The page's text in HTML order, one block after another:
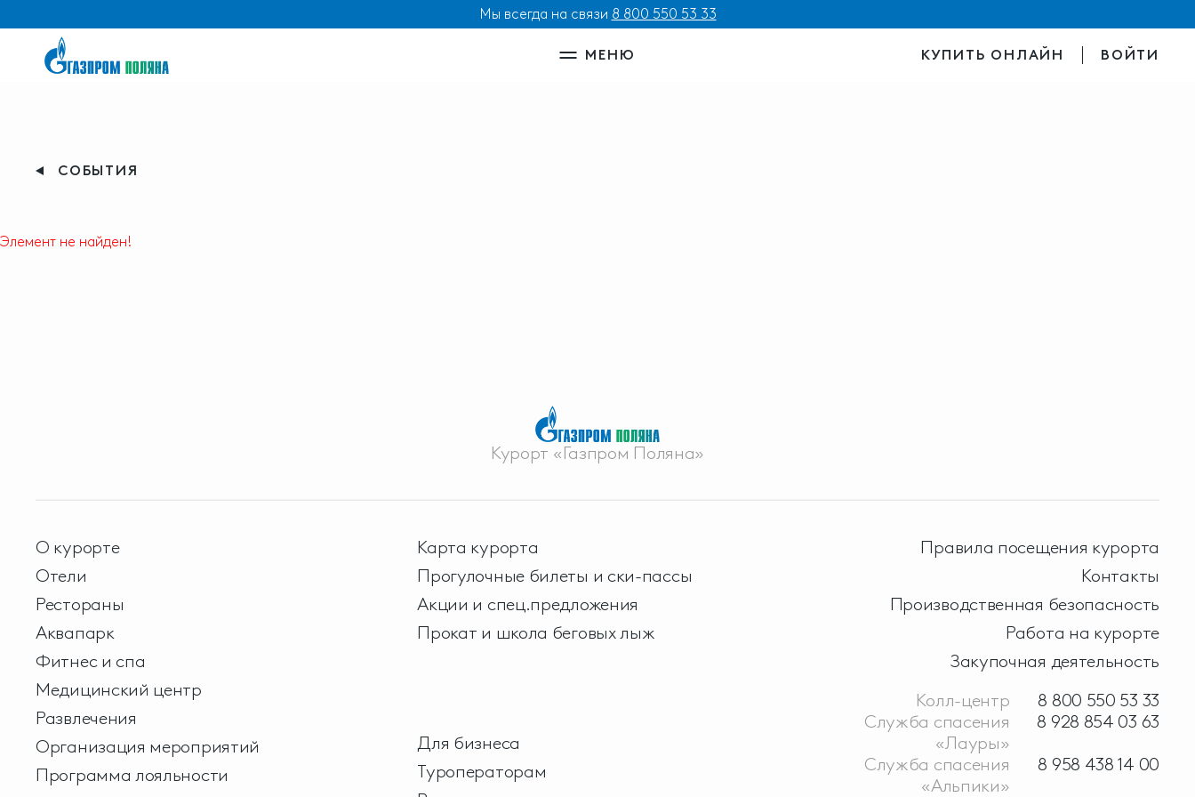
Мы всегда на связи 8 800 550 53 33
МЕНЮ КУПИТЬ ОНЛАЙН ВОЙТИ
СОБЫТИЯ
Элемент не найден!
Курорт «Газпром Поляна»
О курорте
Отели
Рестораны
Аквапарк
Фитнес и спа
Медицинский центр
Развлечения
Организация мероприятий
Программа лояльности
Карта курорта
Прогулочные билеты и ски-пассы
Акции и спец.предложения
Прокат и школа беговых лыж
Для бизнеса
Туроператорам
Правила посещения курорта
Контакты
Производственная безопасность
Работа на курорте
Закупочная деятельность
Колл-центр
8 800 550 53 33
Служба спасения
«Лауры»
8 928 854 03 63
Служба спасения
«Альпики»
8 958 438 14 00